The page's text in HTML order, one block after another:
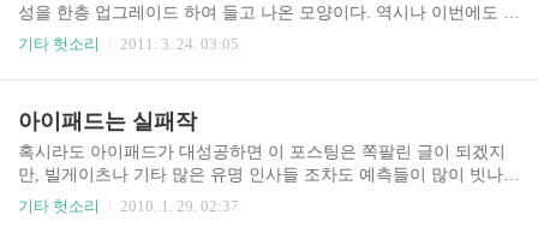
이지 않았다. 모토롤라 줌은 두껍고 무거웠고, 갤럭시탭 10.1이 그나
마 좋아보였지만 아이패드2를 구입할 당시에는 출시되지 않았다. 조
금 기다리면 살 수 있었겠지만 1080p 재생..
성을 한층 업그레이드 하여 들고 나온 모양이다. 역시나 이번에도 애
플 광신도들은 아이패드2가 발매되자마자 줄을 서가며 구매하는 진
공개됐다. 갤럭시탭1과 갤럭시탭2는 아이패드1과 2의 차이보다 훨
씬 많은 차이가 있다. 갤럭시탭은 애초부터 논할 가치가 없다고 생각
한 만큼 본 블로그에도 기술하지 않았는데, 그 이유는 갤럭시s를 그
냥 키운 것 그 이상도 이하도 아니었기 때문이다. 그렇다고 가격이
아이패드보다 저렴한 것도 아니고 이래저래 애매한 물건이었다. 단
기타 헛소리 2011. 3. 24. 03:05
아이패드는 실패작
혹시라도 아이패드가 대성공하면 이 포스팅은 쪽팔린 글이 되겠지
만, 빌게이츠나 기타 많은 유명 인사들 조차도 예측들이 많이 빗나갔
으니... 라는 것에 위안을 둔다 (......) [전제] 일단 맥빠 중 상당 수는
기타 헛소리 2010. 1. 29. 02:37